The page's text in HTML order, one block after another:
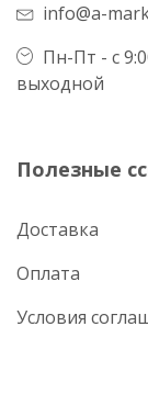
info@a-
Пн-Пт - с
выходной
Полезные
Доставка
Оплата
Условия